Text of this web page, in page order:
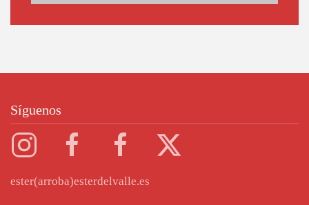
Síguenos
ester(arroba)esterdelvalle.es